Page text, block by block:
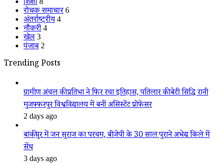
रोचक समाचार 6
अंतर्राष्ट्रीय 4
नौकरी 4
खेल 3
पंजाब 2
Trending Posts
ग्रामीण अंचल की प्रतिभा ने फिर रचा इतिहास, पतिलार की बेटी सिद्धि रानी
मुजफ्फरपुर विश्वविद्यालय में बनीं असिस्टेंट प्रोफेसर
2 days ago
बांकीपुर में जन सुराज का परचम, बीजेपी के 30 साल पुराने अभेद्य किले में
सेंध
3 days ago